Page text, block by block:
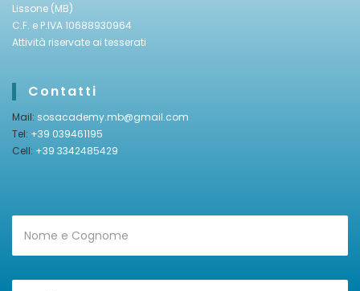
Lissone (MB)
C.F. e P.IVA 10688930964
Attività riservate ai tesserati
Contatti
Mail: sosacademy.mb@gmail.com
Tel: +39 039461195
Cell: +39 3342485429